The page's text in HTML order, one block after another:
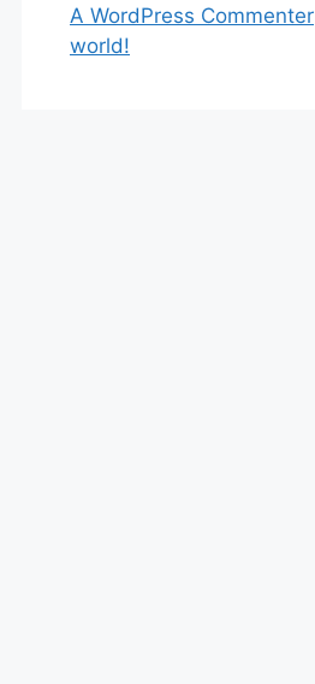
A WordPress Commenter
world!